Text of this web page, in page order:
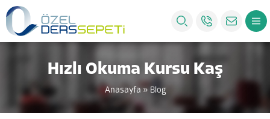
Hızlı Okuma Kursu Kaş
Anasayfa » Blog